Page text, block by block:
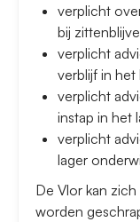
verplicht
bij
verplicht
verblijf in het
verplicht
instap in het
verplicht
lager
De Vlor kan
worden